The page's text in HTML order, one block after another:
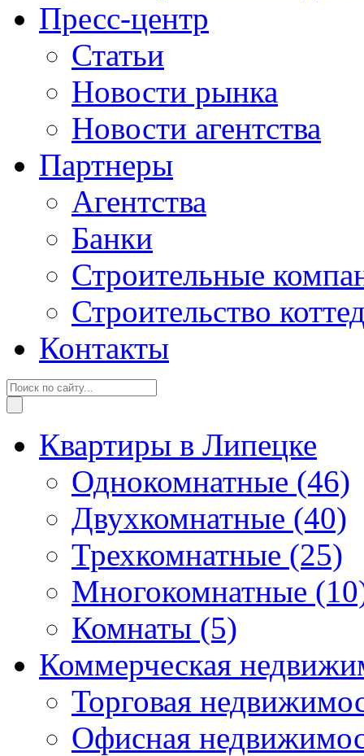
Пресс-центр
Статьи
Новости рынка
Новости агентства
Партнеры
Агентства
Банки
Строительные
Строительство
Контакты
Квартиры в Липецке
Однокомнатные (46)
Двухкомнатные (40)
Трехкомнатные (25)
Многокомнатные
Комнаты (5)
Коммерческая
Торговая
Офисная